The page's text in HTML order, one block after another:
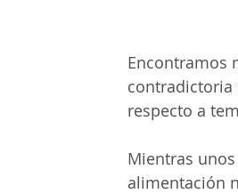
Encontramos
contradictoria
respecto a
Mientras
alimentación